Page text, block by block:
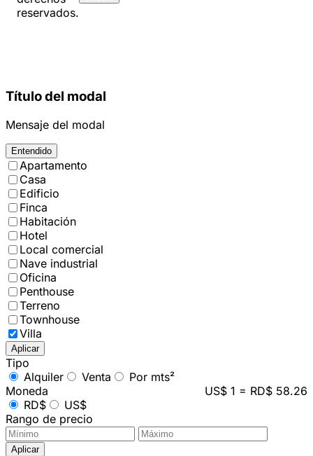
reservados.
Título del modal
Mensaje del modal
Entendido
Apartamento
Casa
Edificio
Finca
Habitación
Hotel
Local comercial
Nave industrial
Oficina
Penthouse
Terreno
Townhouse
Villa
Aplicar
Tipo
Alquiler
Venta
Por mts²
Moneda
US$ 1 = RD$ 58.26
RD$
US$
Rango de precio
Aplicar